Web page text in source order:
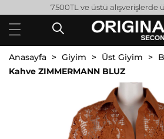
7500TL ve üstü alışverişlerde
Anasayfa Giyim Üst Giyim
Kahve ZIMMERMANN BLUZ